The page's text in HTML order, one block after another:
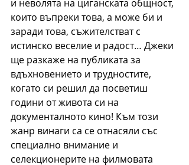
и неволята на циганската общност,
които въпреки това, а може би и
заради това, съжителстват с
истинско веселие и радост… Джеки
ще разкаже на публиката за
вдъхновението и трудностите,
когато си решил да посветиш
години от живота си на
документалното кино! Към този
жанр винаги са се отнасяли със
специално внимание и
селекционерите на филмовата